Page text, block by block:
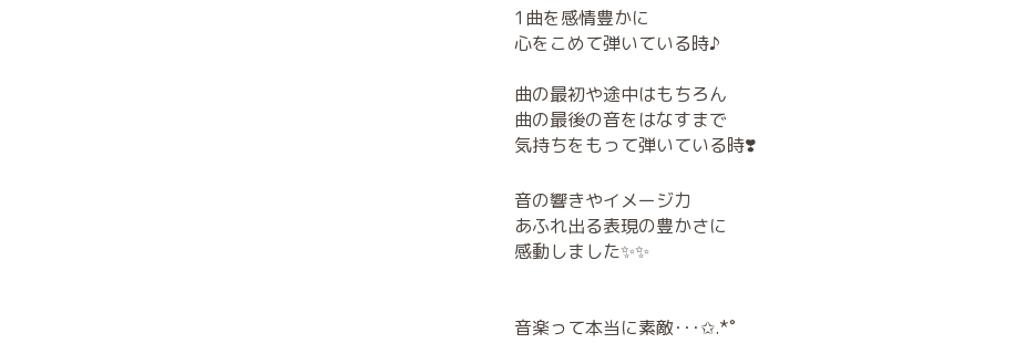
1曲を感情豊かに
心をこめて弾いている時♪
曲の最初や途中はもちろん
曲の最後の音をはなすまで
気持ちをもって弾いている時❣️
音の響きやイメージ力
あふれ出る表現の豊かさに
感動しました✨✨
音楽って本当に素敵･･･✩.*˚